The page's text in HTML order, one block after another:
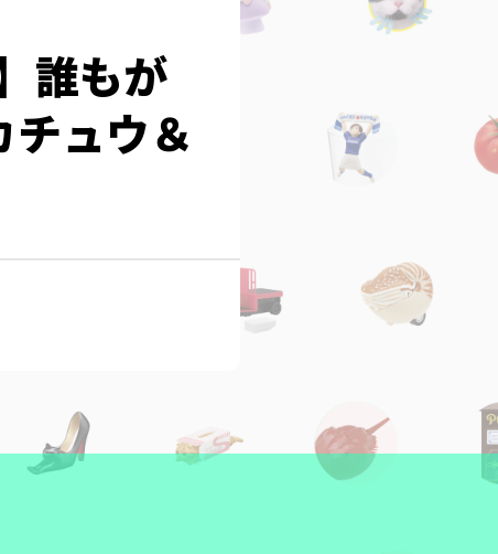
誰もが
チュウ＆